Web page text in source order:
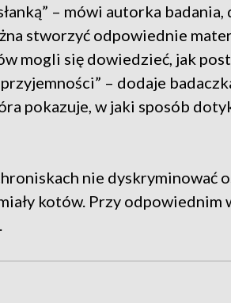
– mówi autorka badania,
stworzyć odpowiednie
mogli się dowiedzieć, jak
– dodaje
pokazuje, w jaki sposób
nie dyskryminować
kotów. Przy odpowiednim